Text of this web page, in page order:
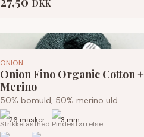
DKK
ONION
Onion Fino Organic Cotton +
Merino
50% bomuld, 50% merino uld
26 masker 3 mm